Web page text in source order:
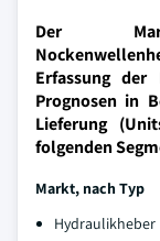
Der
Erfassung
Prognosen in
Lieferung
folgenden
Markt, nach Typ
Hydraulikheber